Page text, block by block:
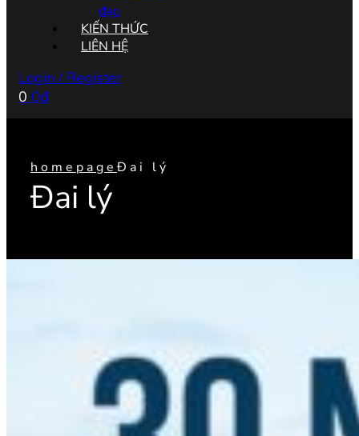
đạp
KIẾN THỨC
LIÊN HỆ
Login / Register
0 0₫
homepage Đai lý
Đai lý